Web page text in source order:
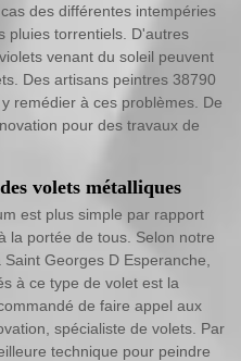
des différentes intempéries
pluies torrentiels. D'autres
venant du soleil peuvent
Des artisans peintres 38790
remédier à ces problèmes. De
pour des travaux de
volets métalliques
est plus simple par rapport
la portée de tous. Selon notre
Georges D Esperanche,
à ce type de volet est la
de faire appel aux
spécialiste de volets. Par
technique pour peindre